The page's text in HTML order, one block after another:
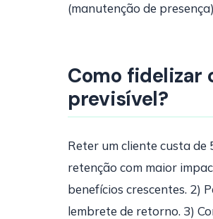
(manutenção de
Como
previsível?
Reter um cliente custa de
retenção com maior
benefícios crescentes. 2)
lembrete de retorno. 3)